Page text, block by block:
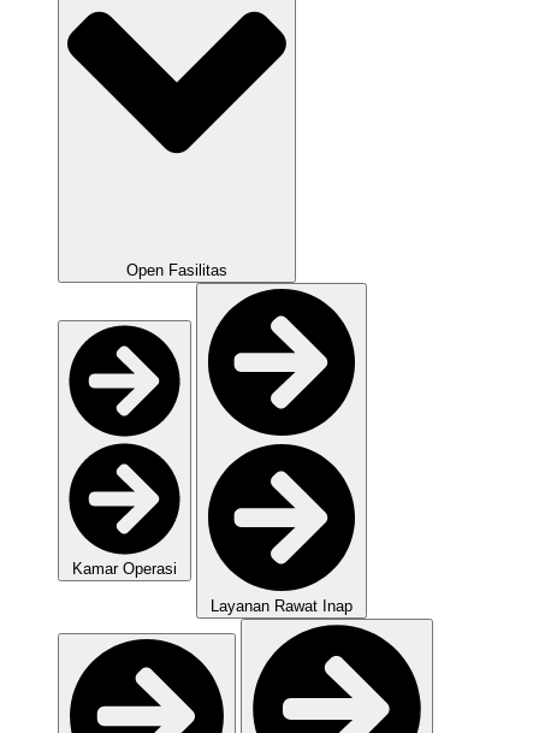
Open Fasilitas
Kamar Operasi
Layanan Rawat Inap